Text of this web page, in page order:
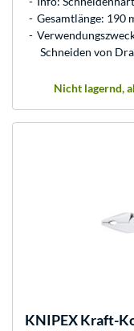
Gesamtlänge: 190
Schneiden von
Nicht lagernd,
KNIPEXKraft-